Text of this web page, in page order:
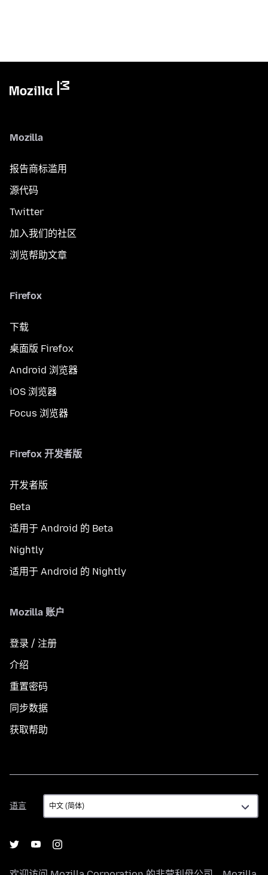
Mozilla
报告商标滥用
源代码
Twitter
加入我们的社区
浏览帮助文章
Firefox
下载
桌面版 Firefox
Android 浏览器
iOS 浏览器
Focus 浏览器
Firefox 开发者版
开发者版
Beta
适用于 Android 的 Beta
Nightly
适用于 Android 的 Nightly
Mozilla 账户
登录 / 注册
介绍
重置密码
同步数据
获取帮助
语言
语
言